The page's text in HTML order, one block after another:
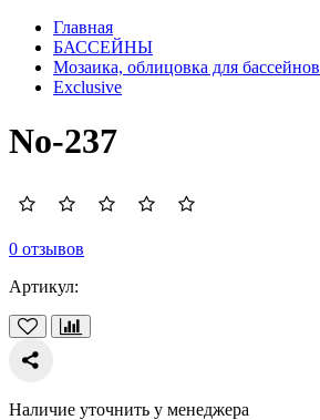
Главная
БАССЕЙНЫ
Мозаика, облицовка для бассейнов
Exclusive
No-237
0 отзывов
Артикул:
Наличие уточнить у менеджера